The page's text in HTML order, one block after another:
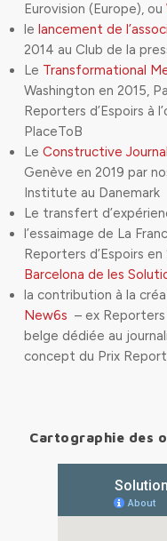
Eurovision (Europe), ou
le lancement de
2014 au Club de la
Le Transformational
Washington en 2015,
Reporters d’Espoirs à
PlaceToB
Le Constructive
Genève en 2019 par
Institute au Danemark
Le transfert
l’essaimage de La
Reporters d’Espoirs
Barcelona de les
la contribution à la
New6s – ex
belge dédiée au
concept du Prix
Cartographie des